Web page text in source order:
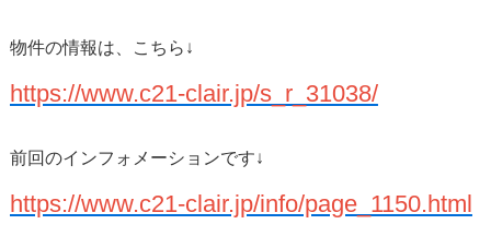
物件の情報は、こちら↓
https://www.c21-clair.jp/s_r_31038/
前回のインフォメーションです↓
https://www.c21-clair.jp/info/page_1150.html